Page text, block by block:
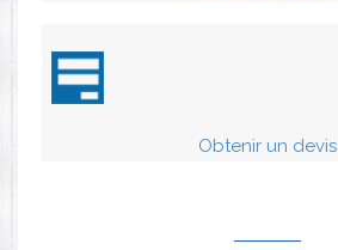
Obtenir un devis